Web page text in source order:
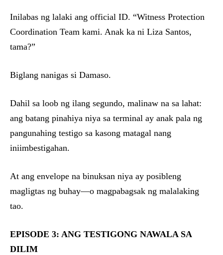
Inilabas ng lalaki ang official ID. “Witness Protection
Coordination Team kami. Anak ka ni Liza Santos,
tama?”
Biglang nanigas si Damaso.
Dahil sa loob ng ilang segundo, malinaw na sa lahat:
ang batang pinahiya niya sa terminal ay anak pala ng
pangunahing testigo sa kasong matagal nang
iniimbestigahan.
At ang envelope na binuksan niya ay posibleng
magligtas ng buhay—o magpabagsak ng malalaking
tao.
EPISODE 3: ANG TESTIGONG NAWALA SA
DILIM